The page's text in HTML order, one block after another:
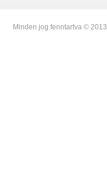
Minden jog fenntartva © 2013